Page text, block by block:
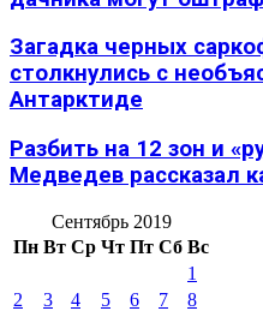
Загадка черных
столкнулись с
Антарктиде
Разбить на 12 зон и
Медведев рассказал
Сентябрь 2019
Пн Вт Ср Чт Пт Сб Вс
1
2
3 4 5 6 7
8